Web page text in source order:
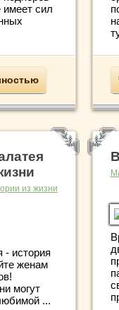
сил
из жизни
- история
женам
могут
...